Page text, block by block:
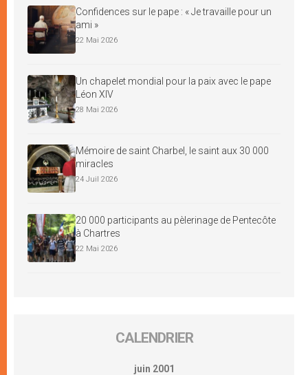
Confidences sur le pape : « Je travaille pour un
ami »
22 Mai 2026
Un chapelet mondial pour la paix avec le pape
Léon XIV
28 Mai 2026
Mémoire de saint Charbel, le saint aux 30 000
miracles
24 Juil 2026
20 000 participants au pèlerinage de Pentecôte
à Chartres
22 Mai 2026
CALENDRIER
juin 2001